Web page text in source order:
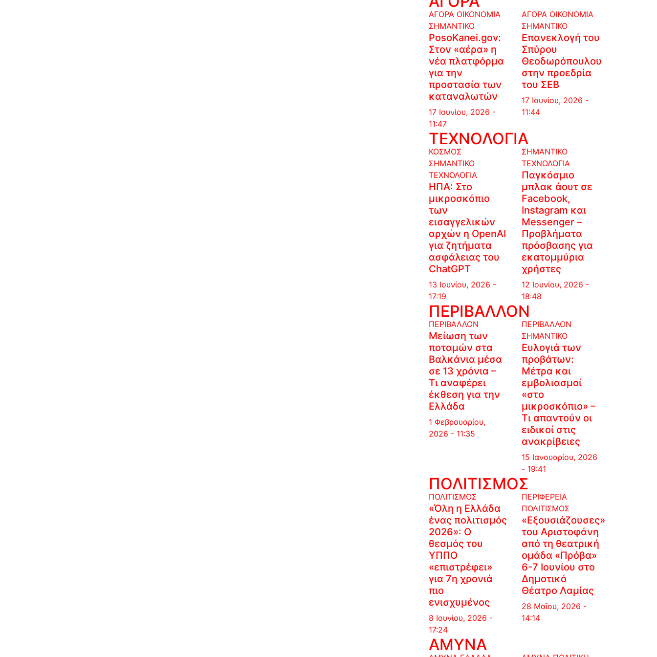
ΑΓΟΡΑ ΟΙΚΟΝΟΜΙΑ
ΣΗΜΑΝΤΙΚΟ
PosoKanei.gov:
Στον «αέρα» η
νέα πλατφόρμα
για την
προστασία των
καταναλωτών
17 Ιουνίου, 2026 -
11:47
ΑΓΟΡΑ ΟΙΚΟΝΟΜΙΑ
ΣΗΜΑΝΤΙΚΟ
Επανεκλογή του
Σπύρου
Θεοδωρόπουλου
στην προεδρία
του ΣΕΒ
17 Ιουνίου, 2026 -
11:44
ΤΕΧΝΟΛΟΓΙΑ
ΚΟΣΜΟΣ
ΣΗΜΑΝΤΙΚΟ
ΤΕΧΝΟΛΟΓΙΑ
ΗΠΑ: Στο
μικροσκόπιο
των
εισαγγελικών
αρχών η OpenAI
για ζητήματα
ασφάλειας του
ChatGPT
13 Ιουνίου, 2026 -
17:19
ΣΗΜΑΝΤΙΚΟ
ΤΕΧΝΟΛΟΓΙΑ
Παγκόσμιο
μπλακ άουτ σε
Facebook,
Instagram και
Messenger –
Προβλήματα
πρόσβασης για
εκατομμύρια
χρήστες
12 Ιουνίου, 2026 -
18:48
ΠΕΡΙΒΑΛΛΟΝ
ΠΕΡΙΒΑΛΛΟΝ
Μείωση των
ποταμών στα
Βαλκάνια μέσα
σε 13 χρόνια –
Τι αναφέρει
έκθεση για την
Ελλάδα
1 Φεβρουαρίου,
2026 - 11:35
ΠΕΡΙΒΑΛΛΟΝ
ΣΗΜΑΝΤΙΚΟ
Ευλογιά των
προβάτων:
Μέτρα και
εμβολιασμοί
«στο
μικροσκόπιο» –
Τι απαντούν οι
ειδικοί στις
ανακρίβειες
15 Ιανουαρίου, 2026
- 19:41
ΠΟΛΙΤΙΣΜΟΣ
ΠΟΛΙΤΙΣΜΟΣ
«Όλη η Ελλάδα
ένας πολιτισμός
2026»: Ο
θεσμός του
ΥΠΠΟ
«επιστρέφει»
για 7η χρονιά
πιο
ενισχυμένος
8 Ιουνίου, 2026 -
17:24
ΠΕΡΙΦΕΡΕΙΑ
ΠΟΛΙΤΙΣΜΟΣ
«Εξουσιάζουσες»
του Αριστοφάνη
από τη θεατρική
ομάδα «Πρόβα»
6-7 Ιουνίου στο
Δημοτικό
Θέατρο Λαμίας
28 Μαΐου, 2026 -
14:14
ΑΜΥΝΑ